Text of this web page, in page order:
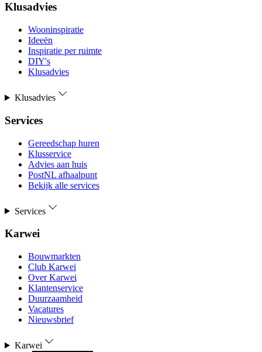
Klusadvies
Wooninspiratie
Ideeën
Inspiratie per ruimte
DIY's
Klusadvies
Klusadvies
Services
Gereedschap huren
Klusservice
Advies aan huis
PostNL afhaalpunt
Bekijk alle services
Services
Karwei
Bouwmarkten
Club Karwei
Over Karwei
Klantenservice
Duurzaamheid
Vacatures
Nieuwsbrief
Karwei